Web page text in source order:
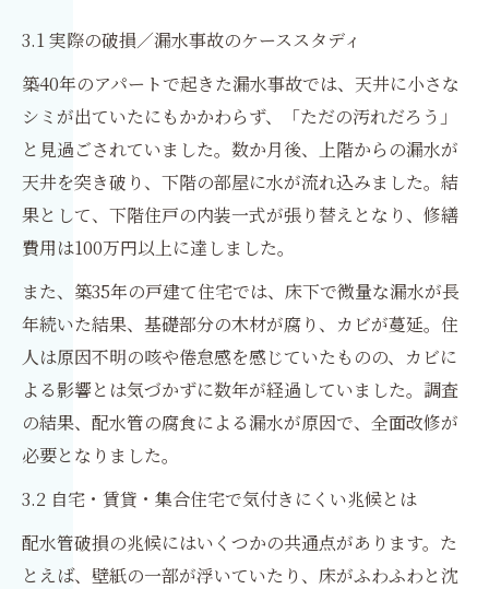
3.1 実際の破損／漏水事故のケーススタディ
築40年のアパートで起きた漏水事故では、天井に小さな
シミが出ていたにもかかわらず、「ただの汚れだろう」
と見過ごされていました。数か月後、上階からの漏水が
天井を突き破り、下階の部屋に水が流れ込みました。結
果として、下階住戸の内装一式が張り替えとなり、修繕
費用は100万円以上に達しました。
また、築35年の戸建て住宅では、床下で微量な漏水が長
年続いた結果、基礎部分の木材が腐り、カビが蔓延。住
人は原因不明の咳や倦怠感を感じていたものの、カビに
よる影響とは気づかずに数年が経過していました。調査
の結果、配水管の腐食による漏水が原因で、全面改修が
必要となりました。
3.2 自宅・賃貸・集合住宅で気付きにくい兆候とは
配水管破損の兆候にはいくつかの共通点があります。た
とえば、壁紙の一部が浮いていたり、床がふわふわと沈